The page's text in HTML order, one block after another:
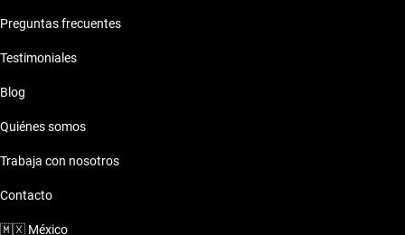
Preguntas frecuentes
Testimoniales
Blog
Quiénes somos
Trabaja con nosotros
Contacto
🇲🇽 México